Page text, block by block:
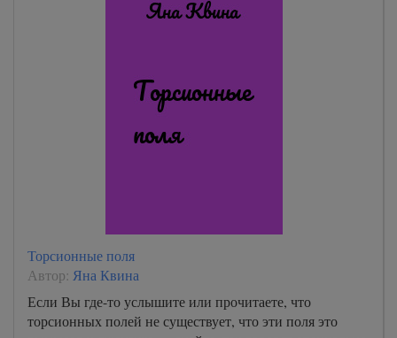
Торсионные поля
Автор: Яна Квина
Если Вы где-то услышите или прочитаете, что
торсионных полей не существует, что эти поля это